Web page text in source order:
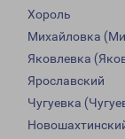
Хороль
Михайловка
Яковлевка
Ярославский
Чугуевка